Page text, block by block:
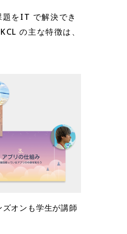
をIT で解決でき
の主な特徴は、
オンも学生が講師